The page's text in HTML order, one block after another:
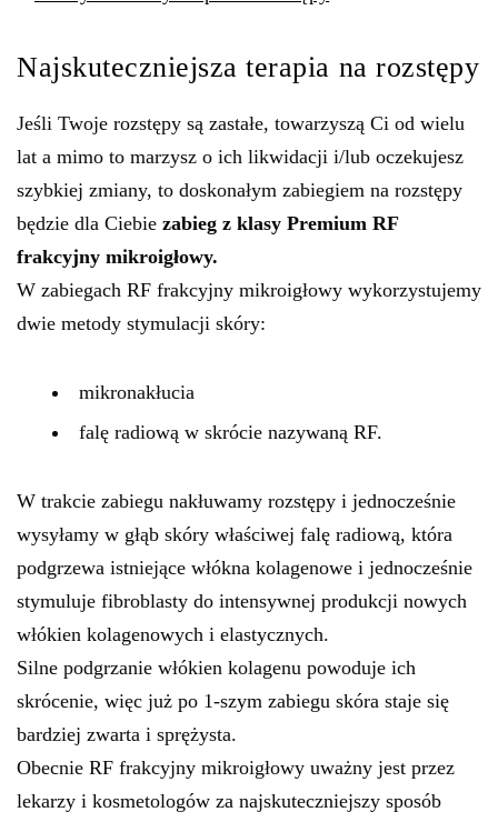
Najskuteczniejsza terapia na rozstępy
Jeśli Twoje rozstępy są zastałe, towarzyszą Ci od wielu
lat a mimo to marzysz o ich likwidacji i/lub oczekujesz
szybkiej zmiany, to doskonałym zabiegiem na rozstępy
będzie dla Ciebie zabieg z klasy Premium RF
frakcyjny mikroigłowy.
W zabiegach RF frakcyjny mikroigłowy wykorzystujemy
dwie metody stymulacji skóry:
mikronakłucia
falę radiową w skrócie nazywaną RF.
W trakcie zabiegu nakłuwamy rozstępy i jednocześnie
wysyłamy w głąb skóry właściwej falę radiową, która
podgrzewa istniejące włókna kolagenowe i jednocześnie
stymuluje fibroblasty do intensywnej produkcji nowych
włókien kolagenowych i elastycznych.
Silne podgrzanie włókien kolagenu powoduje ich
skrócenie, więc już po 1-szym zabiegu skóra staje się
bardziej zwarta i sprężysta.
Obecnie RF frakcyjny mikroigłowy uważny jest przez
lekarzy i kosmetologów za najskuteczniejszy sposób